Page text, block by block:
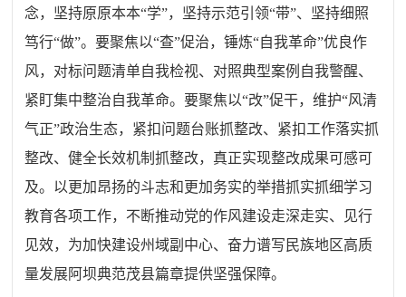
念，坚持原原本本“学”，坚持示范引领“带”、坚持细照
笃行“做”。要聚焦以“查”促治，锤炼“自我革命”优良作
风，对标问题清单自我检视、对照典型案例自我警醒、
紧盯集中整治自我革命。要聚焦以“改”促干，维护“风清
气正”政治生态，紧扣问题台账抓整改、紧扣工作落实抓
整改、健全长效机制抓整改，真正实现整改成果可感可
及。以更加昂扬的斗志和更加务实的举措抓实抓细学习
教育各项工作，不断推动党的作风建设走深走实、见行
见效，为加快建设州域副中心、奋力谱写民族地区高质
量发展阿坝典范茂县篇章提供坚强保障。